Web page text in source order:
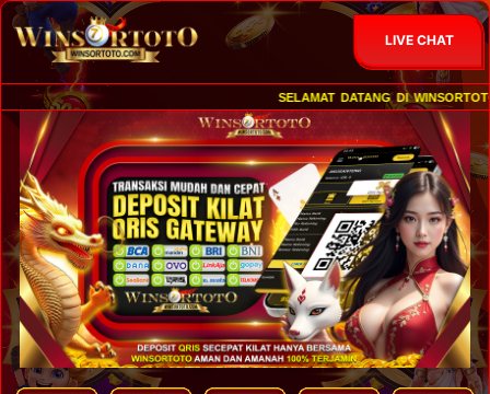
LIVE CHAT
SELAMAT DATANG DI